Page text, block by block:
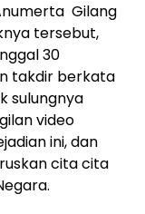
Gilang
tersebut,
30
takdir berkata
sulungnya
video
ini, dan
cita cita